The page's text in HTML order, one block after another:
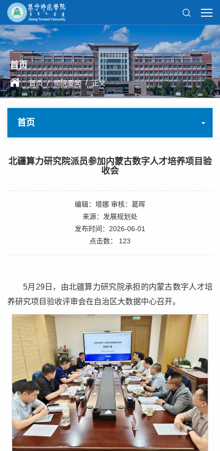
首页
首页 / 师院要闻 / 正文
首页
北疆算力研究院派员参加内蒙古数字人才培养项目验
收会
编辑：塔娜 审核：葛晖
来源：发展规划处
发布时间：2026-06-01
点击数： 123
5月29日，由北疆算力研究院承担的内蒙古数字人才培
养研究项目验收评审会在自治区大数据中心召开。